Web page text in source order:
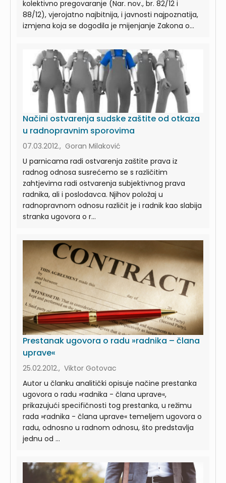
kolektivno pregovaranje (Nar. nov., br. 82/12 i
88/12), vjerojatno najbitnija, i javnosti najpoznatija,
izmjena koja se dogodila je mijenjanje Zakona o...
Načini ostvarenja sudske zaštite od otkaza
u radnopravnim sporovima
07.03.2012., Goran Milaković
U parnicama radi ostvarenja zaštite prava iz
radnog odnosa susrećemo se s različitim
zahtjevima radi ostvarenja subjektivnog prava
radnika, ali i poslodavca. Njihov položaj u
radnopravnom odnosu različit je i radnik kao slabija
stranka ugovora o r...
Prestanak ugovora o radu »radnika – člana
uprave«
25.02.2012., Viktor Gotovac
Autor u članku analitički opisuje načine prestanka
ugovora o radu »radnika - člana uprave«,
prikazujući specifičnosti tog prestanka, u režimu
rada »radnika - člana uprave« temeljem ugovora o
radu, odnosno u radnom odnosu, što predstavlja
jednu od ...